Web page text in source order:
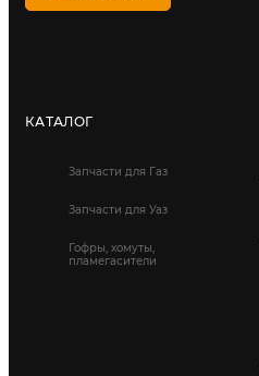
КАТАЛОГ
Запчасти для Газ
Запчасти для Уаз
Гофры, хомуты,
пламегасители